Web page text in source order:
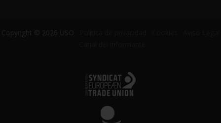
Copyright © 2026 USO ·